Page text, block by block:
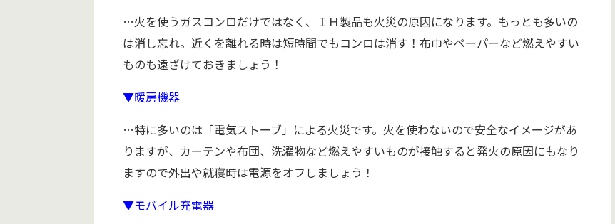
…火を使うガスコンロだけではなく、ＩＨ製品も火災の原因になります。もっとも多いの
は消し忘れ。近くを離れる時は短時間でもコンロは消す！布巾やペーパーなど燃えやすい
ものも遠ざけておきましょう！
▼暖房機器
…特に多いのは「電気ストーブ」による火災です。火を使わないので安全なイメージがあ
りますが、カーテンや布団、洗濯物など燃えやすいものが接触すると発火の原因にもなり
ますので外出や就寝時は電源をオフしましょう！
▼モバイル充電器